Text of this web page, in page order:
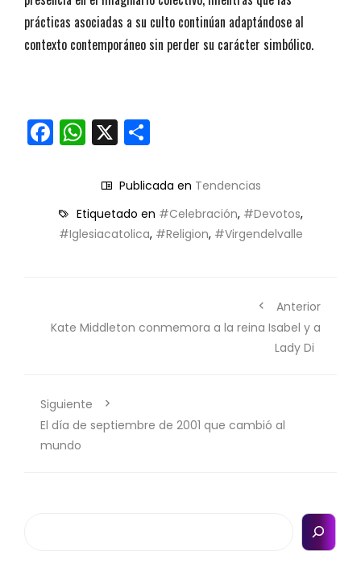
prácticas asociadas a su culto continúan adaptándose al
contexto contemporáneo sin perder su carácter simbólico.
Facebook
WhatsApp
X
Publicada en Tendencias
Etiquetado en #Celebración, #Devotos,
#Iglesiacatolica, #Religion, #Virgendelvalle
Anterior
Kate Middleton conmemora a la reina Isabel y a
Lady Di
Siguiente
El día de septiembre de 2001 que cambió al
mundo